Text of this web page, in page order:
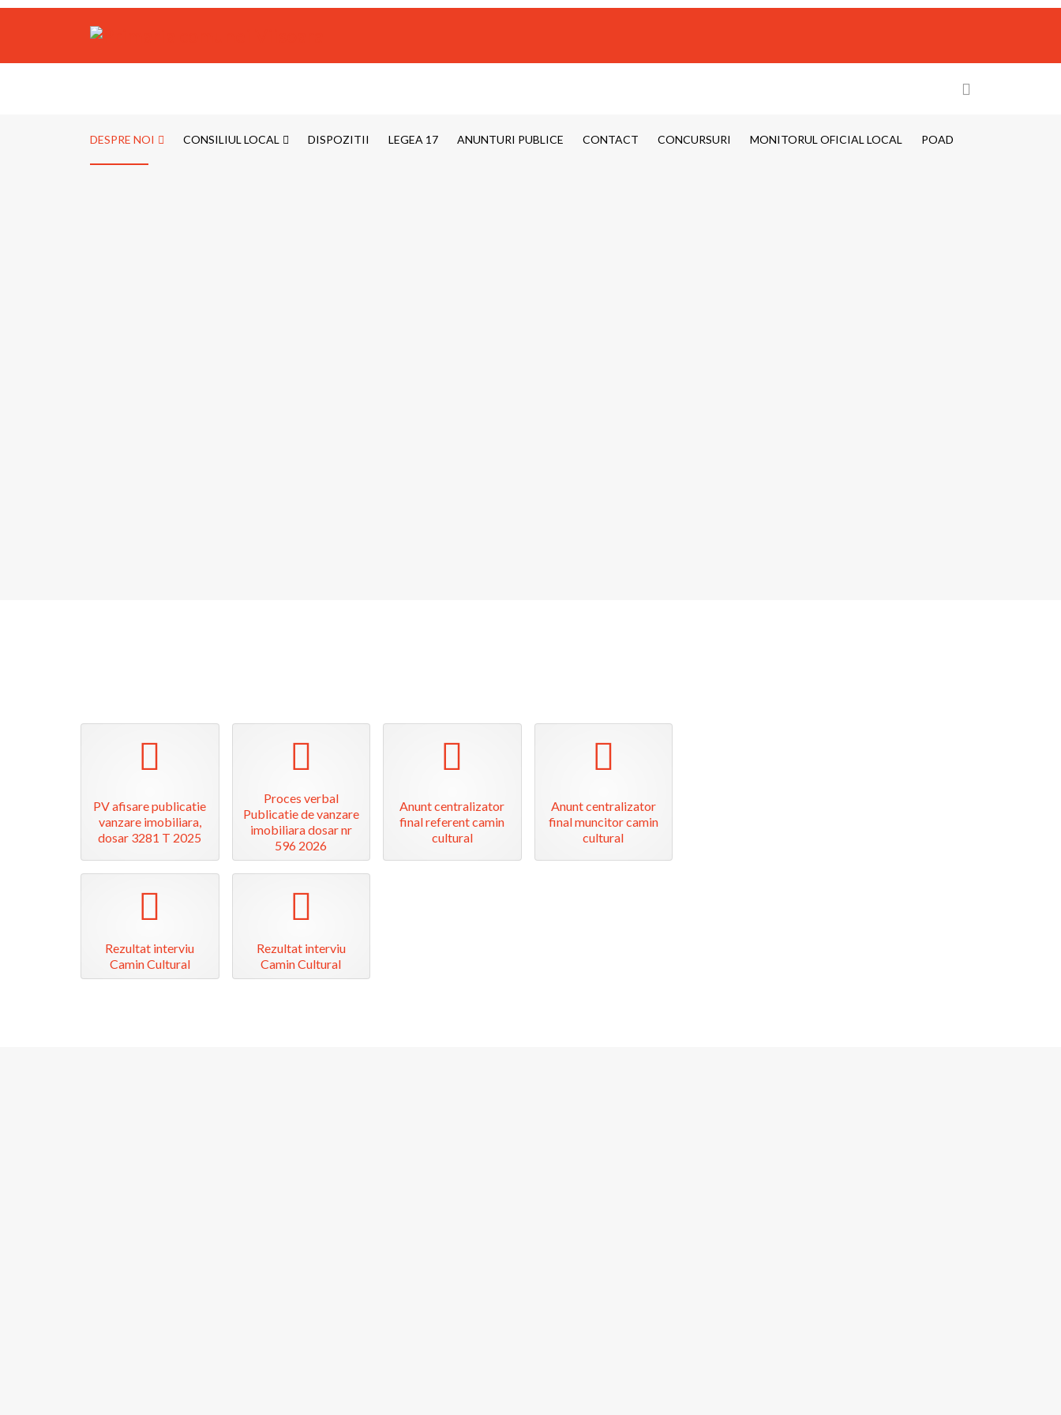
DESPRE NOI CONSILIUL LOCAL DISPOZITII LEGEA 17 ANUNTURI PUBLICE CONTACT CONCURSURI MONITORUL OFICIAL LOCAL POAD
PV afisare publicatie
vanzare imobiliara,
dosar 3281 T 2025
Proces verbal
Publicatie de vanzare
imobiliara dosar nr
596 2026
Anunt centralizator
final referent camin
cultural
Anunt centralizator
final muncitor camin
cultural
Rezultat interviu
Camin Cultural
Rezultat interviu
Camin Cultural